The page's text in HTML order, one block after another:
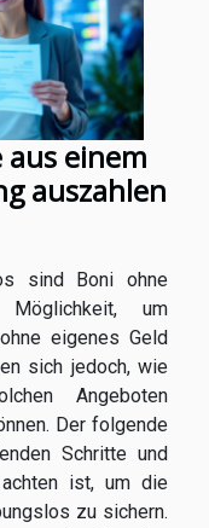
aus einem
auszahlen
sind Boni ohne
Möglichkeit, um
eigenes Geld
sich jedoch, wie
Angeboten
Der folgende
Schritte und
ist, um die
zu sichern.